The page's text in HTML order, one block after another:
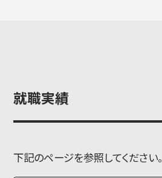
就職実績
下記のページを参照してください。